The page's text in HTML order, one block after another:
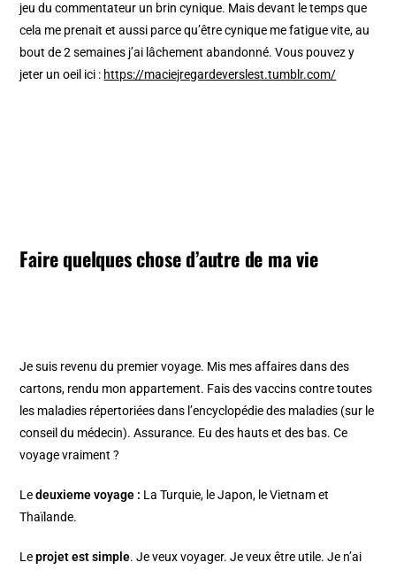
jeu du commentateur un brin cynique. Mais devant le temps que
cela me prenait et aussi parce qu’être cynique me fatigue vite, au
bout de 2 semaines j’ai lâchement abandonné. Vous pouvez y
jeter un oeil ici : https://maciejregardeverslest.tumblr.com/
Faire quelques chose d’autre de ma vie
Je suis revenu du premier voyage. Mis mes affaires dans des
cartons, rendu mon appartement. Fais des vaccins contre toutes
les maladies répertoriées dans l’encyclopédie des maladies (sur le
conseil du médecin). Assurance. Eu des hauts et des bas. Ce
voyage vraiment ?
Ledeuxieme voyage : La Turquie, le Japon, le Vietnam et
Thaïlande.
Leprojet est simple. Je veux voyager. Je veux être utile. Je n’ai